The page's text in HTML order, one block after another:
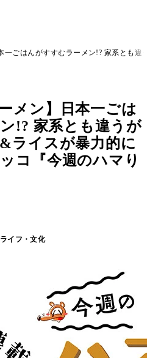
一ごはんがすすむラーメン!? 家系とも
メン】日本一ごは
!? 家系とも違うが
ライスが暴力的に
コ『今週のハマり
ライフ・文化